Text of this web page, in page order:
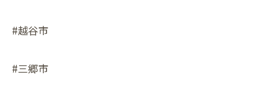
#越谷市
#三郷市